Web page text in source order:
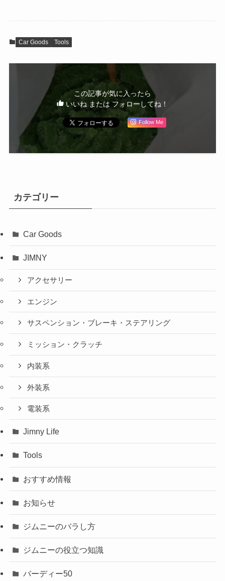
Car Goods Tools
この記事が気に入ったら
いいね または フォローしてね！
Follow Me
カテゴリー
Car Goods
JIMNY
アクセサリー
エンジン
サスペンション・ブレーキ・ステアリング
ミッション・クラッチ
内装系
外装系
電装系
Jimny Life
Tools
おすすめ情報
お知らせ
ジムニーのバラし方
ジムニーの役立つ知識
バーディー50